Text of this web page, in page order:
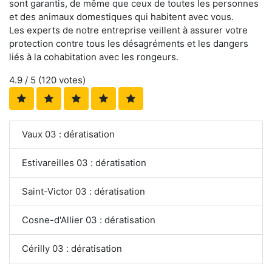
sont garantis, de même que ceux de toutes les personnes
et des animaux domestiques qui habitent avec vous.
Les experts de notre entreprise veillent à assurer votre
protection contre tous les désagréments et les dangers
liés à la cohabitation avec les rongeurs.
4.9 / 5 (120 votes)
Vaux 03 : dératisation
Estivareilles 03 : dératisation
Saint-Victor 03 : dératisation
Cosne-d'Allier 03 : dératisation
Cérilly 03 : dératisation